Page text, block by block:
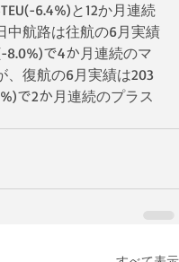
6.4%)と12か月連続
中航路は往航の6月実績
8.0%)で4か月連続のマ
、復航の6月実績は203
で2か月連続のプラス